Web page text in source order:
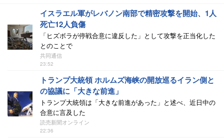
イスラエル軍がレバノン南部で精密攻撃を開始、1人
死亡12人負傷
「ヒズボラが停戦合意に違反した」として攻撃を正当化した
とのことで
共同通信
23:52
トランプ大統領 ホルムズ海峡の開放巡るイラン側と
の協議に「大きな前進」
トランプ大統領は「大きな前進があった」と述べ、近日中の
合意に言及した
読売新聞オンライン
22:36